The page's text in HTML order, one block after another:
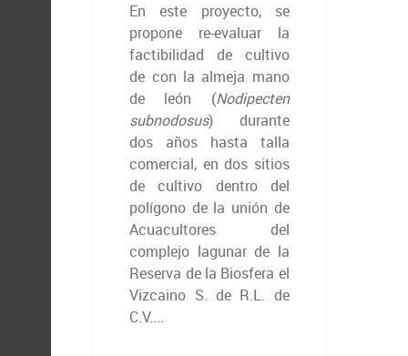
En este proyecto, se
propone re-evaluar la
factibilidad de cultivo
de con la almeja mano
de león (Nodipecten
subnodosus) durante
dos años hasta talla
comercial, en dos sitios
de cultivo dentro del
polígono de la unión de
Acuacultores del
complejo lagunar de la
Reserva de la Biosfera el
Vizcaino S. de R.L. de
C.V....